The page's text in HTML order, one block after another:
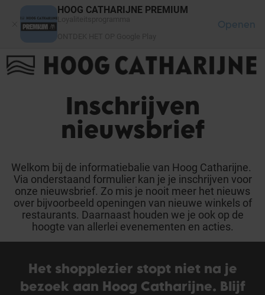
HOOG CATHARIJNE PREMIUM
Openen
FAQ
HET WINKELCENTRUM
LOG IN
Inschrijven
nieuwsbrief
Welkom bij de informatiebalie van Hoog Catharijne.
Via onderstaand formulier kan je je inschrijven voor
onze nieuwsbrief. Zo mis je nooit meer het nieuws
over bijvoorbeeld openingen van nieuwe winkels of
restaurants. Daarnaast houden we je ook op de
hoogte van allerlei evenementen en acties.
Het shopplezier stopt niet na je
bezoek aan Hoog Catharijne. Blijf
Cookies beheer paneel